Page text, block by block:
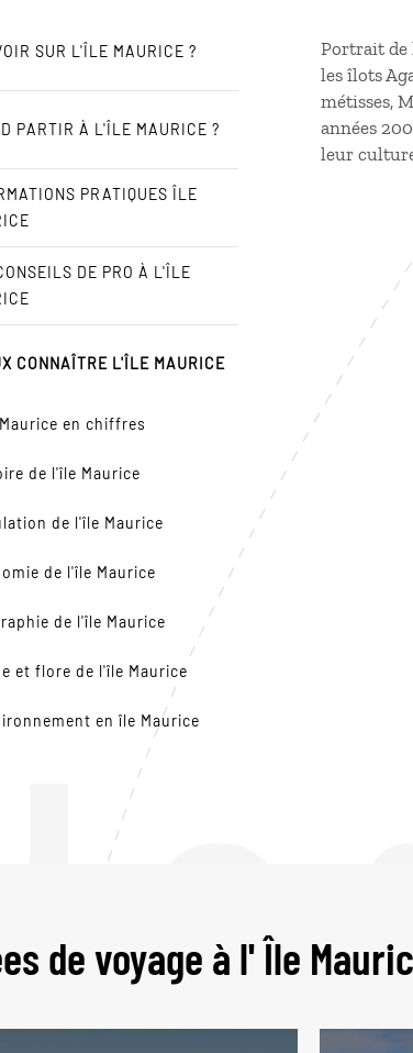
Le
SUR L'ÎLE MAURICE ?
PARTIR À L'ÎLE MAURICE ?
PRATIQUES ÎLE
DE PRO À L'ÎLE
CONNAÎTRE L'ÎLE MAURICE
Maurice en chiffres
de l'île Maurice
de l'île Maurice
de l'île Maurice
de l'île Maurice
et flore de l'île Maurice
en île Maurice
Portrait de
les îlots
métisses,
années
leur
de voyage à l' Île